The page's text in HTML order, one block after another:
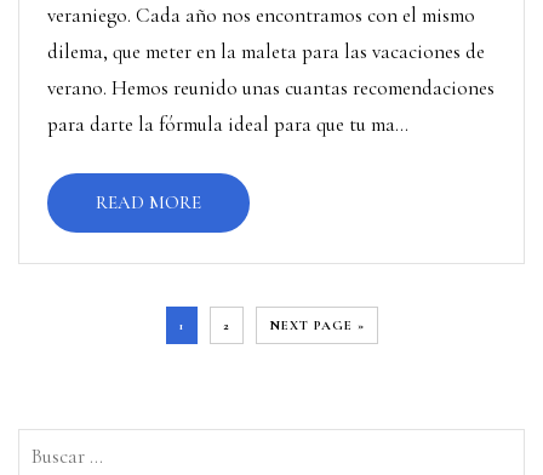
veraniego. Cada año nos encontramos con el mismo
dilema, que meter en la maleta para las vacaciones de
verano. Hemos reunido unas cuantas recomendaciones
para darte la fórmula ideal para que tu ma...
READ MORE
1 2 NEXT PAGE »